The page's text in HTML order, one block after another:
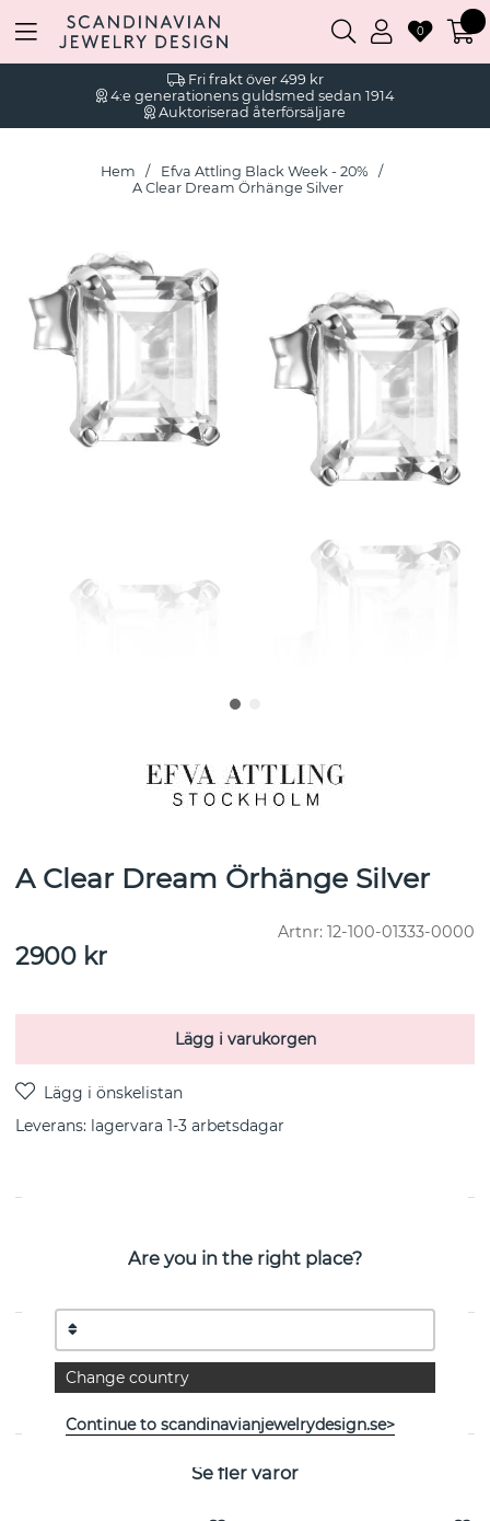
Fri frakt över 499 kr
4:e generationens guldsmed sedan 1914
Auktoriserad återförsäljare
0
Hem
Efva Attling Black Week - 20%
A Clear Dream Örhänge Silver
A Clear Dream Örhänge Silver
Artnr: 12-100-01333-0000
2900 kr
Lägg i varukorgen
Leverans: lagervara 1-3 arbetsdagar
A Clear Dream är ett örhänge i sterlingsilver från
EGENSKAPER
Kollektion: Dream Collection
Se fler varor
Are you in the right place?
Change country
Continue to scandinavianjewelrydesign.se>